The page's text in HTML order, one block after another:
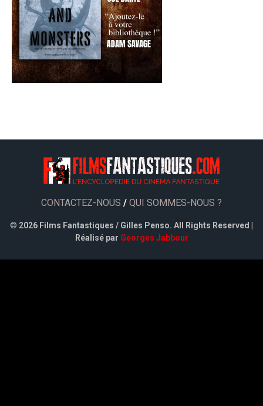
CONTACTEZ-NOUS / QUI SOMMES-NOUS ?
© 2026 Films Fantastiques / Gilles Penso. All Rights Reserved |
Réalisé par Georges Jabbour